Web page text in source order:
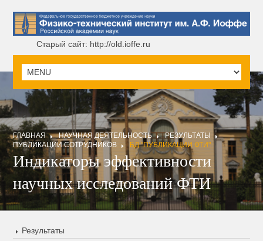
Старый сайт: http://old.ioffe.ru
ГЛАВНАЯ НАУЧНАЯ ДЕЯТЕЛЬНОСТЬ
РЕЗУЛЬТАТЫ
ПУБЛИКАЦИИ СОТРУДНИКОВ
БД "ПУБЛИКАЦИИ ФТИ"
Индикаторы эффективности
научных исследований ФТИ
Результаты